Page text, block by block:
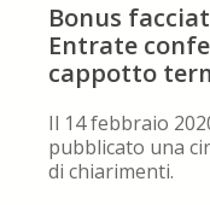
Bonus
Entrate
cappotto
Il 14 febbraio
pubblicato una
di chiarimenti.